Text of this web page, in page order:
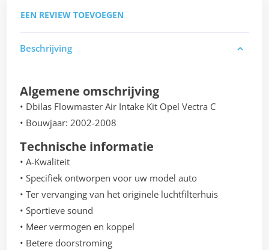
EEN REVIEW TOEVOEGEN
Beschrijving
Algemene omschrijving
• Dbilas Flowmaster Air Intake Kit Opel Vectra C
• Bouwjaar: 2002-2008
Technische informatie
• A-Kwaliteit
• Specifiek ontworpen voor uw model auto
• Ter vervanging van het originele luchtfilterhuis
• Sportieve sound
• Meer vermogen en koppel
• Betere doorstroming